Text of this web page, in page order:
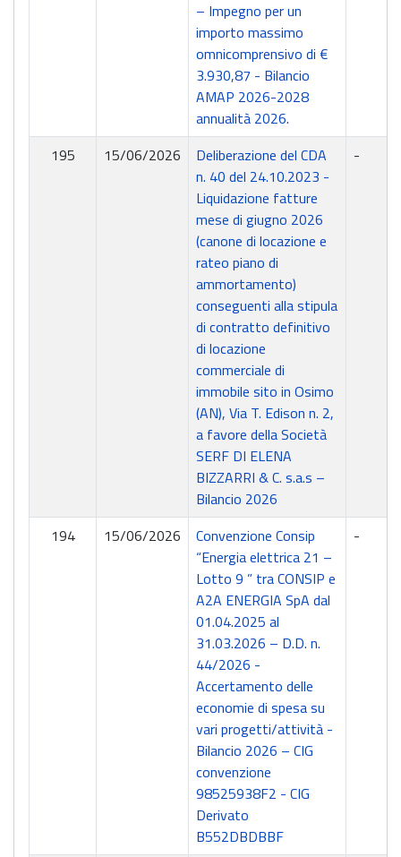
– Impegno per un
importo massimo
omnicomprensivo di €
3.930,87 - Bilancio
AMAP 2026-2028
annualità 2026.
195
15/06/2026
Deliberazione del CDA
n. 40 del 24.10.2023 -
Liquidazione fatture
mese di giugno 2026
(canone di locazione e
rateo piano di
ammortamento)
conseguenti alla stipula
di contratto definitivo
di locazione
commerciale di
immobile sito in Osimo
(AN), Via T. Edison n. 2,
a favore della Società
SERF DI ELENA
BIZZARRI & C. s.a.s –
Bilancio 2026
-
194 15/06/2026
Convenzione Consip
“Energia elettrica 21 –
Lotto 9 ” tra CONSIP e
A2A ENERGIA SpA dal
01.04.2025 al
31.03.2026 – D.D. n.
44/2026 -
Accertamento delle
economie di spesa su
vari progetti/attività -
Bilancio 2026 – CIG
convenzione
98525938F2 - CIG
Derivato
B552DBDBBF
-